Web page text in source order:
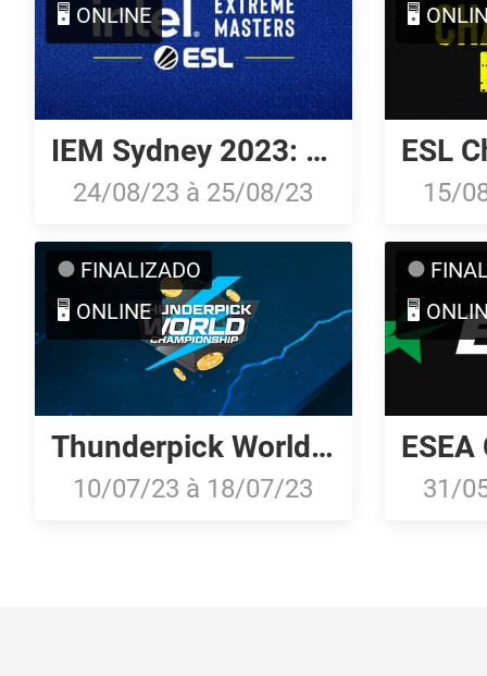
🖥️ ONLINE
IEM Sydney 2023: Closed Qualifier NA
24/08/23 à 25/08/23
🖥️
15/
FINALIZADO
🖥️ ONLINE
Thunderpick World Championship 2023: North American Qualifier #1
10/07/23 à 18/07/23
🖥️
31/